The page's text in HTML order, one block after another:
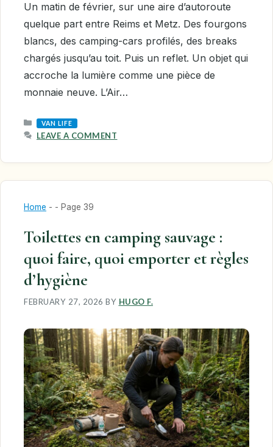
Un matin de février, sur une aire d’autoroute
quelque part entre Reims et Metz. Des fourgons
blancs, des camping-cars profilés, des breaks
chargés jusqu’au toit. Puis un reflet. Un objet qui
accroche la lumière comme une pièce de
monnaie neuve. L’Air…
CATEGORIES
VAN LIFE
LEAVE A COMMENT
Home - - Page 39
Toilettes en camping sauvage :
quoi faire, quoi emporter et règles
d’hygiène
FEBRUARY 27, 2026 BY HUGO F.